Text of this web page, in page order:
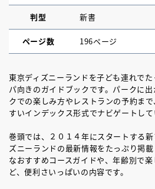
判型 新書
ページ数 196ページ
東京ディズニーランドを子ども連れで
パ向きのガイドブックです。パークに
クでの楽しみ方やレストランの予約ま
すいインデックス形式でナビゲートして
巻頭では、２０１４年にスタートする
ズニーランドの最新情報をたっぷり掲
なおすすめコースガイドや、年齢別で
ど、便利さいっぱいの内容です。